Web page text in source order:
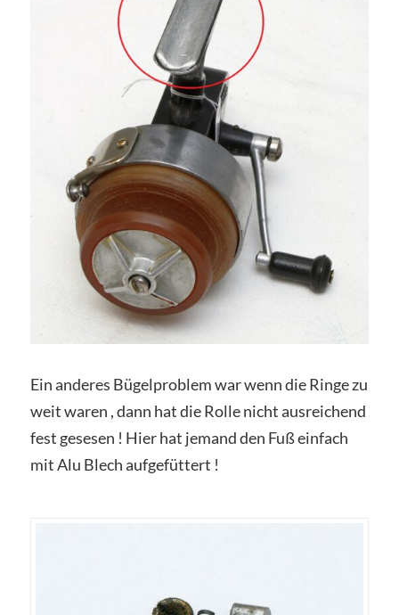
Ein anderes Bügelproblem war wenn die Ringe zu
weit waren , dann hat die Rolle nicht ausreichend
fest gesesen ! Hier hat jemand den Fuß einfach
mit Alu Blech aufgefüttert !